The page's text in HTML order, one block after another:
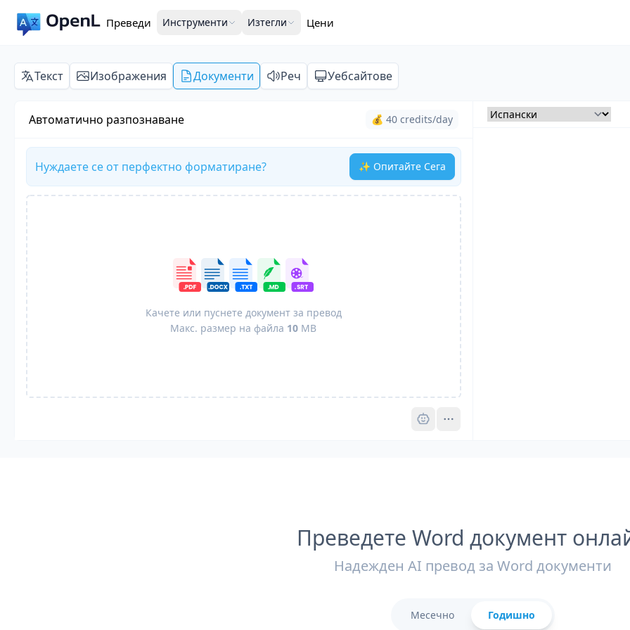
Преведи Инструменти Изтегли Цени
Текст Изображения Документи Реч Уебсайтове
Автоматично разпознаване 💰 40 credits/day
Нуждаете се от перфектно форматиране? ✨ Опитайте Сега
Качете или пуснете документ за превод
Макс. размер на файла 10 MB
Pro
Преведете Word документ
Надежден AI превод за Word документи
Месечно Годишно